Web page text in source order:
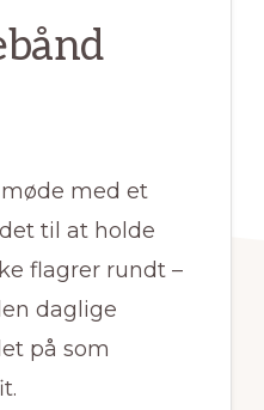
med et
til at holde
flagrer rundt –
daglige
på som